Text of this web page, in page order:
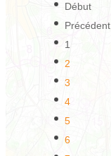
Début
Précédent
1
2
3
4
5
6